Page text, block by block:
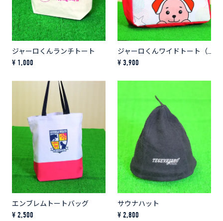
ジャーロくんランチトート
¥ 1,000
ジャーロくんワイドトート（ホワイト×ピンク）
¥ 3,900
エンブレムトートバッグ
¥ 2,500
サウナハット
¥ 2,800